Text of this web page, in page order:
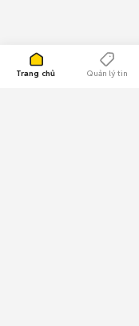
Trang chủ Quản lý tin